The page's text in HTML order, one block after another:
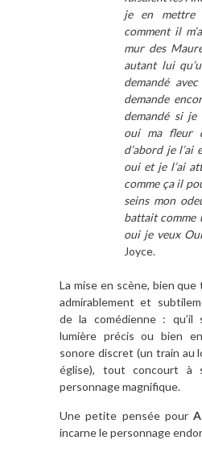
je en mettre
comment il
mur des
autant lui
demandé
demande
demandé si
oui ma fleur
d’abord je l’ai
oui et je l’ai
comme ça il
seins mon
battait comme
oui je veux
Joyce.
La mise en scène, bien
admirablement et
de la comédienne : qu’il
lumière précis ou bien
sonore discret (un train au
église), tout concourt à
personnage magnifique.
Une petite pensée pour
incarne le personnage